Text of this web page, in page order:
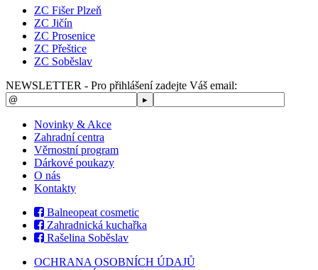
ZC Fišer Plzeň
ZC Jičín
ZC Prosenice
ZC Přeštice
ZC Soběslav
NEWSLETTER - Pro přihlášení zadejte Váš email:
Novinky & Akce
Zahradní centra
Věrnostní program
Dárkové poukazy
O nás
Kontakty
Balneopeat cosmetic
Zahradnická kuchařka
Rašelina Soběslav
OCHRANA OSOBNÍCH ÚDAJŮ